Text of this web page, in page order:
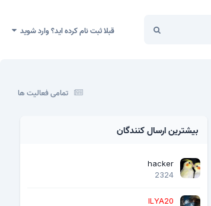
قبلا ثبت نام کرده اید؟ وارد شوید
تمامی فعالیت ها
بیشترین ارسال کنندگان
hacker
2324
ILYA20